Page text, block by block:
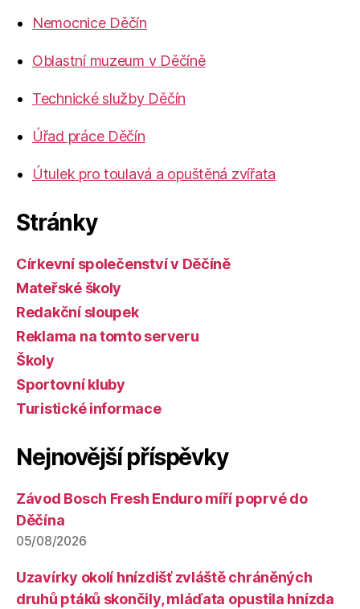
Nemocnice Děčín
Oblastní muzeum v Děčíně
Technické služby Děčín
Úřad práce Děčín
Útulek pro toulavá a opuštěná zvířata
Stránky
Církevní společenství v Děčíně
Mateřské školy
Redakční sloupek
Reklama na tomto serveru
Školy
Sportovní kluby
Turistické informace
Nejnovější příspěvky
Závod Bosch Fresh Enduro míří poprvé do
Děčína
05/08/2026
Uzavírky okolí hnízdišť zvláště chráněných
druhů ptáků skončily, mláďata opustila hnízda